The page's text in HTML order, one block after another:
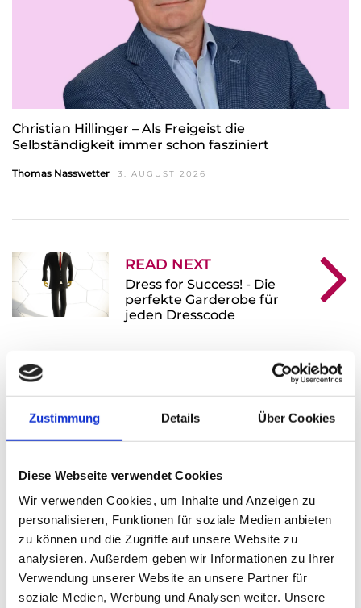
Zustimmung Details Über Cookies
Diese Webseite verwendet Cookies
Wir verwenden Cookies, um Inhalte und Anzeigen zu
personalisieren, Funktionen für soziale Medien anbieten
zu können und die Zugriffe auf unsere Website zu
analysieren. Außerdem geben wir Informationen zu Ihrer
Verwendung unserer Website an unsere Partner für
soziale Medien, Werbung und Analysen weiter. Unsere
Christian Hillinger – Als Freigeist die
Selbständigkeit immer schon fasziniert
Thomas Nasswetter 3. AUGUST 2026
READ NEXT
Dress for Success! - Die
perfekte Garderobe für
jeden Dresscode
Leave A Reply
Ihre E-Mail-Adresse wird nicht veröffentlicht.
KOMMENTAR*